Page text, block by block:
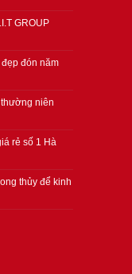
GROUP
đón năm
thường niên
rẻ số 1 Hà
thủy để kinh